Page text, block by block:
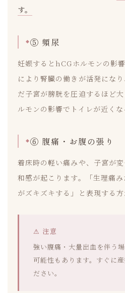
す。
⑤ 頻尿
妊娠するとhCGホルモンの影
により腎臓の働きが活発にな
だ子宮が膀胱を圧迫するほど
ルモンの影響でトイレが近くな
⑥ 腹痛・お腹の張り
着床時の軽い痛みや、子宮が
和感が起こります。「生理痛
がズキズキする」と表現する方
⚠ 注意
強い腹痛・大量出血を伴う
可能性もあります。すぐに
ださい。